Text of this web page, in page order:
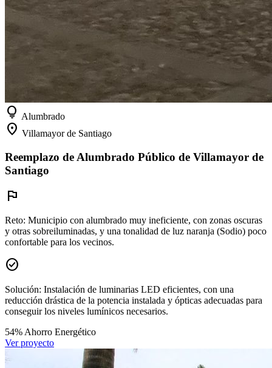
lightbulb Alumbrado
location_on Villamayor de Santiago
Reemplazo de Alumbrado Público de Villamayor de
Santiago
flag
Reto: Municipio con alumbrado muy ineficiente, con zonas oscuras
y otras sobreiluminadas, y una tonalidad de luz naranja (Sodio) poco
confortable para los vecinos.
check_circle
Solución: Instalación de luminarias LED eficientes, con una
reducción drástica de la potencia instalada y ópticas adecuadas para
conseguir los niveles lumínicos necesarios.
54% Ahorro Energético
Ver proyecto